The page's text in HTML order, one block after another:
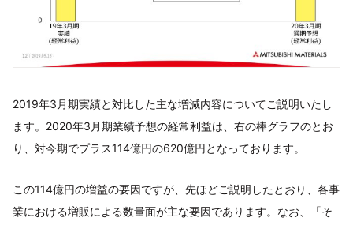
2019年3月期実績と対比した主な増減内容についてご説明いたし
ます。2020年3月期業績予想の経常利益は、右の棒グラフのとお
り、対今期でプラス114億円の620億円となっております。
この114億円の増益の要因ですが、先ほどご説明したとおり、各事
業における増販による数量面が主な要因であります。なお、「そ